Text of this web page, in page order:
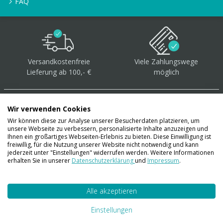
Versandkostenfreie
Lieferung ab 100,- €
Viele Zahlungswege
möglich
Über 40.000 Artikel auf
Lager
Wir verwenden Cookies
Wir können diese zur Analyse unserer Besucherdaten platzieren, um
unsere Webseite zu verbessern, personalisierte Inhalte anzuzeigen und
Ihnen ein großartiges Webseiten-Erlebnis zu bieten. Diese Einwilligung ist
freiwillig, für die Nutzung unserer Website nicht notwendig und kann
jederzeit unter "Einstellungen" widerrufen werden. Weitere Informationen
erhalten Sie in unserer Datenschutzerklärungund Impressum.
Alle akzeptieren
Einstellungen